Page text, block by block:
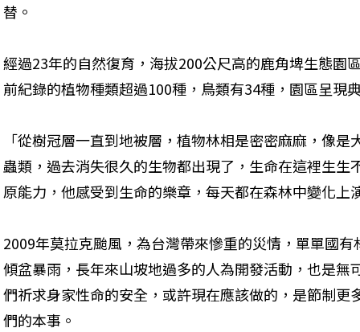
替。
經過23年的自然復育，海拔200公尺高的鹿角埤生態園
前紀錄的植物種類超過100種，鳥類有34種，園區呈現
「從樹冠層一直到地被層，植物林相是密密麻麻，像
蟲類，過去消失很久的生物都出現了，生命在這裡生生
原能力，他感受到生命的樂章，每天都在森林中變化上
2009年莫拉克颱風，為台灣帶來慘重的災情，單單國
傾盆暴雨，長年來山坡地過多的人為開發活動，也是無
們祈求身家性命的安全，或許現在應該做的，是節制更
們的本事。